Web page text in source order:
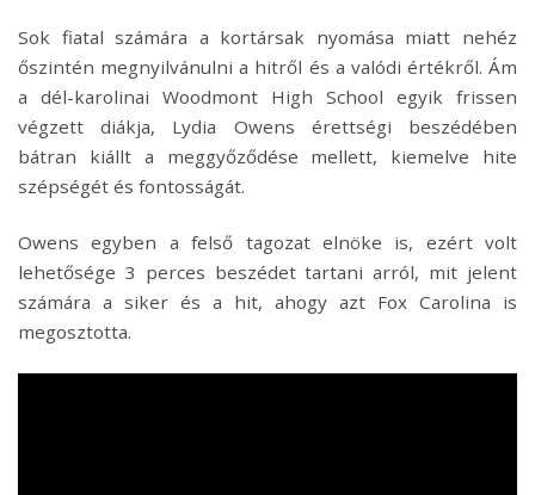
Sok fiatal számára a kortársak nyomása miatt nehéz
őszintén megnyilvánulni a hitről és a valódi értékről. Ám
a dél-karolinai Woodmont High School egyik frissen
végzett diákja, Lydia Owens érettségi beszédében
bátran kiállt a meggyőződése mellett, kiemelve hite
szépségét és fontosságát.
Owens egyben a felső tagozat elnöke is, ezért volt
lehetősége 3 perces beszédet tartani arról, mit jelent
számára a siker és a hit, ahogy azt Fox Carolina is
megosztotta.